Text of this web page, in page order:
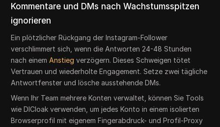
Kommentare und DMs nach Wachstumsspitzen
ignorieren
Ein plötzlicher Rückgang der Instagram-Follower
verschlimmert sich, wenn die Antworten 24-48 Stunden
nach einemAnstieg verzögern. Dieses Schweigen tötet
Vertrauen und wiederholte Engagement. Setze zwei tägliche
Antwortfenster und lösche ausstehende DMs.
Wenn Ihr Team mehrere Konten verwaltet, können Sie Tools
wie DICloak verwenden, um jedes Konto in einem isolierten
Browserprofil mit eigenem Fingerabdruck- und Profil-Proxy